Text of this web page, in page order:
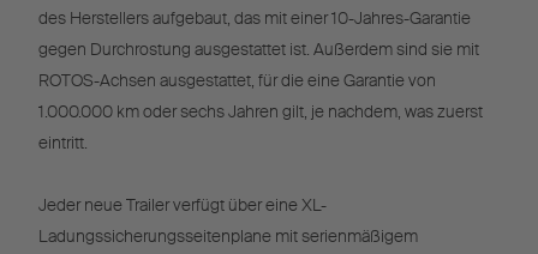
des Herstellers aufgebaut, das mit einer 10-Jahres-Garantie
gegen Durchrostung ausgestattet ist. Außerdem sind sie mit
ROTOS-Achsen ausgestattet, für die eine Garantie von
1.000.000 km oder sechs Jahren gilt, je nachdem, was zuerst
eintritt.
Jeder neue Trailer verfügt über eine XL-
Ladungssicherungsseitenplane mit serienmäßigem